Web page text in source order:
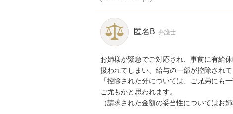
匿名B 弁護士
お姉様が緊急でご対応され、事前に有給
扱われてしまい、給与の一部が控除され
「控除された分については、ご兄弟にも
ご尤もかと思われます。
（請求された金額の妥当性についてはお